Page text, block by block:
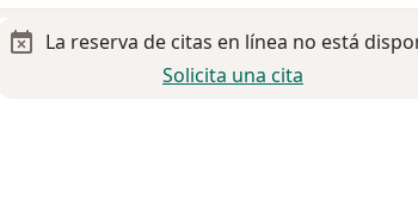
La reserva de citas en línea no está
Solicita una cita